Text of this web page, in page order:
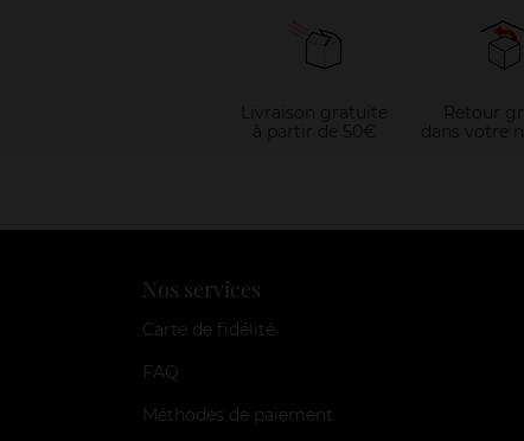
Nos services
Carte de fidélité
FAQ
Méthodes de paiement